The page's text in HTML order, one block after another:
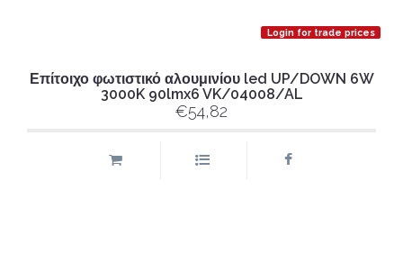
Login for trade prices
Επίτοιχο φωτιστικό αλουμινίου led UP/DOWN 6W
3000K 90lmx6 VK/04008/AL
€54,82